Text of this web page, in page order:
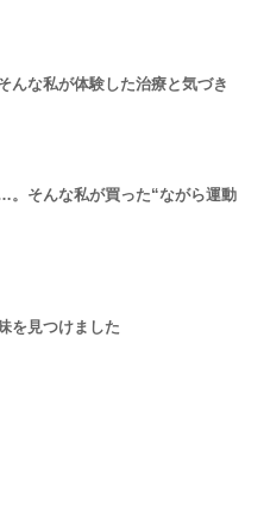
んな私が体験した治療と気づき
。そんな私が買った“ながら運動
を見つけました